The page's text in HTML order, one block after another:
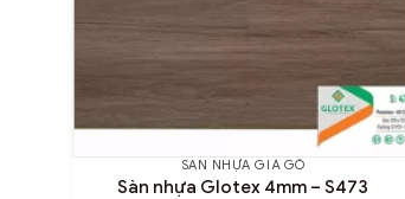
SÀN NHỰA GIẢ GỖ
Sàn nhựa Glotex 4mm – S473